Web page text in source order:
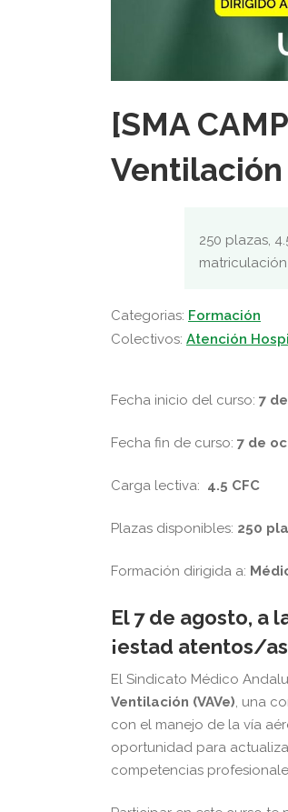
[SMA
250 plazas,
Categorias: Formación
Colectivos: Atención
Fecha inicio del curso: 7
Fecha fin de curso: 7 de
Carga lectiva: 4.5 CFC
Plazas disponibles: 250
Formación dirigida a:
El 7 de agosto, a
¡estad atentos/
El Sindicato Médico
Ventilación (VAVe), una
con el manejo de la vía
oportunidad para
competencias